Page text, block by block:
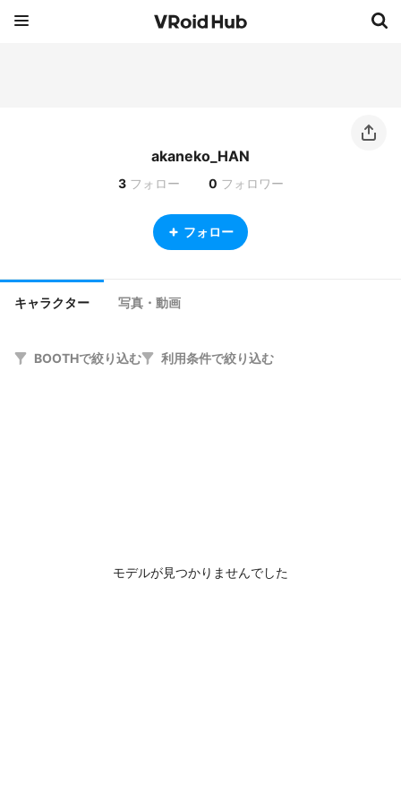
akaneko_HAN
3 フォロー 0 フォロワー
フォロー
キャラクター 写真・動画
BOOTHで絞り込む 利用条件で絞り込む
モデルが見つかりませんでした